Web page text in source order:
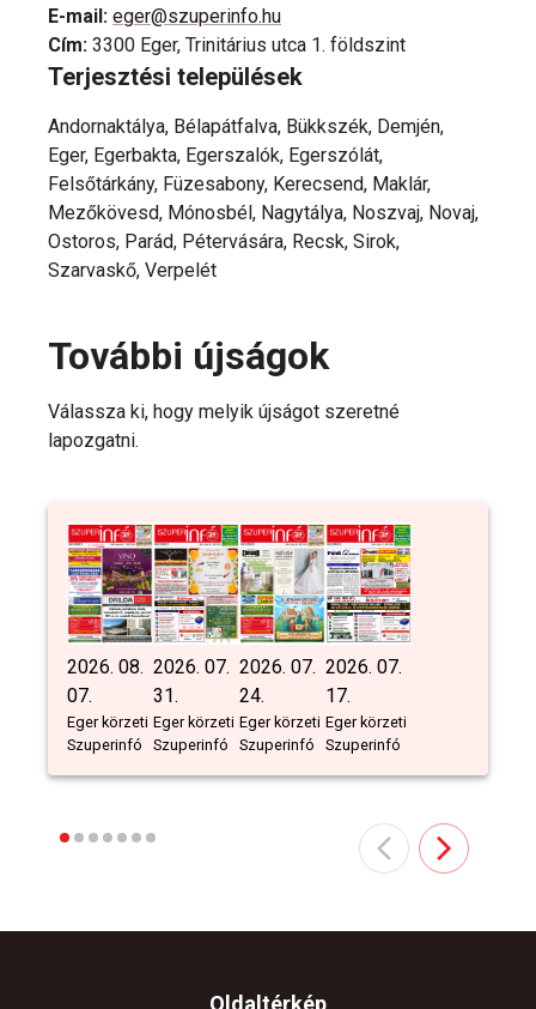
E-mail: eger@szuperinfo.hu
Cím: 3300 Eger, Trinitárius utca 1. földszint
Terjesztési települések
Andornaktálya, Bélapátfalva, Bükkszék, Demjén,
Eger, Egerbakta, Egerszalók, Egerszólát,
Felsőtárkány, Füzesabony, Kerecsend, Maklár,
Mezőkövesd, Mónosbél, Nagytálya, Noszvaj, Novaj,
Ostoros, Parád, Pétervására, Recsk, Sirok,
Szarvaskő, Verpelét
További újságok
Válassza ki, hogy melyik újságot szeretné
lapozgatni.
2026. 08.
07.
Eger körzeti
Szuperinfó
2026. 07.
31.
Eger körzeti
Szuperinfó
2026. 07.
24.
Eger körzeti
Szuperinfó
2026. 07.
17.
Eger körzeti
Szuperinfó
Oldaltérkép